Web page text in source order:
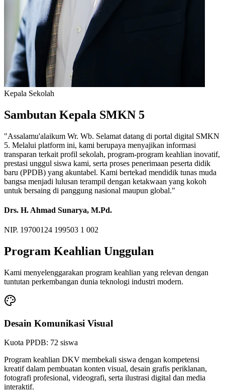
Kepala Sekolah
Sambutan Kepala SMKN 5
"Assalamu'alaikum Wr. Wb. Selamat datang di portal digital SMKN
5. Melalui platform ini, kami berupaya menyajikan informasi
transparan terkait profil sekolah, program-program keahlian inovatif,
prestasi unggul siswa kami, serta proses penerimaan peserta didik
baru (PPDB) yang akuntabel. Kami bertekad mendidik tunas muda
bangsa menjadi lulusan terampil dengan ketakwaan yang kokoh
untuk bersaing di panggung nasional maupun global."
Drs. H. Ahmad Sunarya, M.Pd.
NIP. 19700124 199503 1 002
Program Keahlian Unggulan
Kami menyelenggarakan program keahlian yang relevan dengan
tuntutan perkembangan dunia teknologi industri modern.
Desain Komunikasi Visual
Kuota PPDB: 72 siswa
Program keahlian DKV membekali siswa dengan kompetensi
kreatif dalam pembuatan konten visual, desain grafis periklanan,
fotografi profesional, videografi, serta ilustrasi digital dan media
interaktif.